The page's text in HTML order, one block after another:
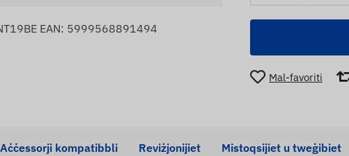
EAN: 5999568891494
Mal-favoriti
Aċċessorji kompatibbli Reviżjonijiet Mistoqsijiet u tweġibiet